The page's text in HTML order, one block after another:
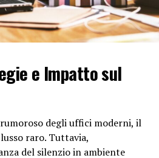
memorabile e iconico nella
la paura e l’orrore che suscita
e mitologica. Nella
alcune divinità e creature
con tratti fisici distintivi per
sovrannaturale o mostruosa.
del naso di Voldemort
elemento simbolico che lo
e Impatto sul
degli uffici moderni, il
raro. Tuttavia,
del silenzio in ambiente